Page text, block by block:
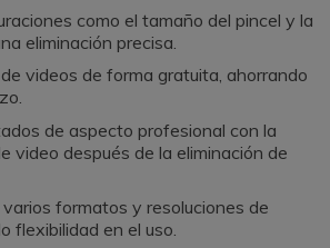
como el tamaño del pincel y la
eliminación precisa.
videos de forma gratuita, ahorrando
de aspecto profesional con la
video después de la eliminación de
formatos y resoluciones de
flexibilidad en el uso.